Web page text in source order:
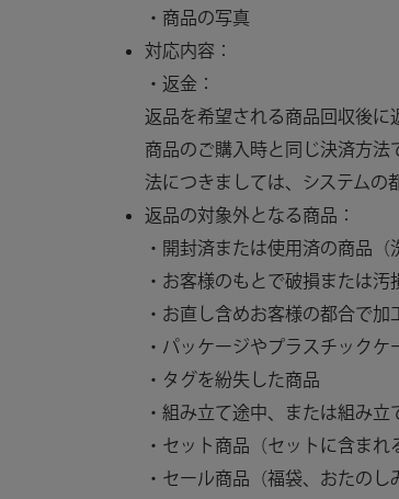
・商品の写真
対応内容：
・返金：
返品を希望される商品回収後に
商品のご購入時と同じ決済方
法につきましては、システムの
返品の対象外となる商品：
・開封済または使用済の商品（
・お客様のもとで破損または汚
・お直し含めお客様の都合で加
・パッケージやプラスチック
・タグを紛失した商品
・組み立て途中、または組み立
・セット商品（セットに含まれ
・セール商品（福袋、おたのし